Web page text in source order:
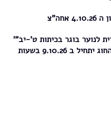
אחה"צ
לנוער בוגר בכיתות ט'-יב"'
ולמבוגרים בימי רביעי האחה"צ - החוג יתחיל ב 9.10.26 בשעות